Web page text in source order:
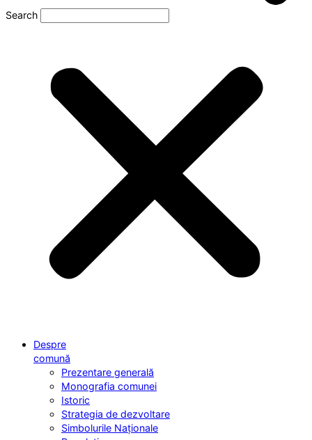
Search
Despre
comună
Prezentare generală
Monografia comunei
Istoric
Strategia de dezvoltare
Simbolurile Naționale